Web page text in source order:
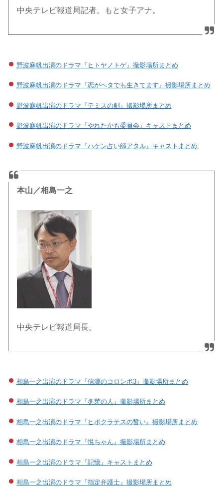
中央テレビ報道局記者。もと女子アナ。
野波麻帆出演のドラマ『ヒトヤノトゲ』撮影場所まとめ
野波麻帆出演のドラマ『恋がヘタでも生きてます』撮影場所まとめ
野波麻帆出演のドラマ『テミスの剣』撮影場所まとめ
野波麻帆出演のドラマ『やれたかも委員会』キャストまとめ
野波麻帆出演のドラマ『ハケン占い師アタル』キャストまとめ
本山／相島一之
中央テレビ報道局長。
相島一之出演のドラマ『信濃のコロンボ3』撮影場所まとめ
相島一之出演のドラマ『冬芽の人』撮影場所まとめ
相島一之出演のドラマ『ヒポクラテスの誓い』撮影場所まとめ
相島一之出演のドラマ『悦ちゃん』撮影場所まとめ
相島一之出演のドラマ『記憶』キャストまとめ
相島一之出演のドラマ『指定弁護士』撮影場所まとめ